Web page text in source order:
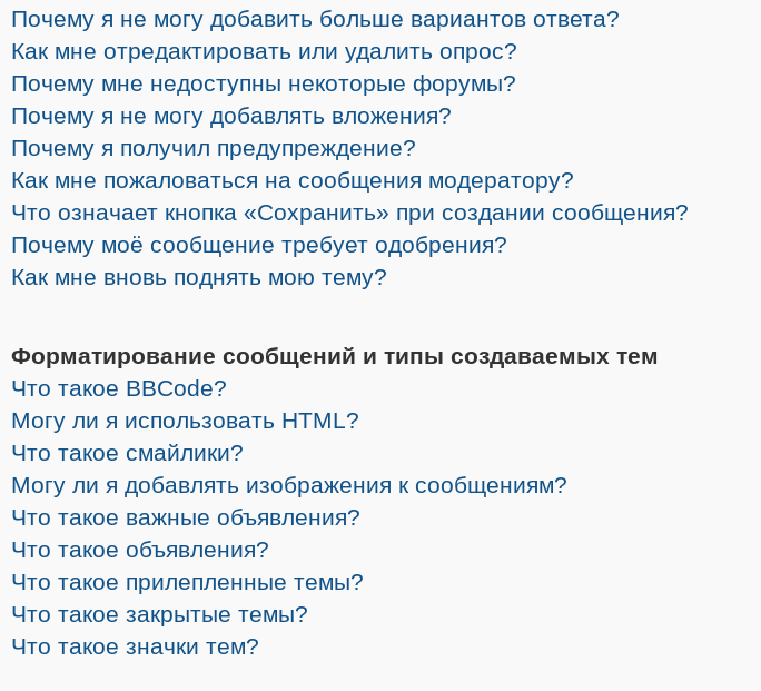
Почему я не могу добавить больше вариантов ответа?
Как мне отредактировать или удалить опрос?
Почему мне недоступны некоторые форумы?
Почему я не могу добавлять вложения?
Почему я получил предупреждение?
Как мне пожаловаться на сообщения модератору?
Что означает кнопка «Сохранить» при создании сообщения?
Почему моё сообщение требует одобрения?
Как мне вновь поднять мою тему?
Форматирование сообщений и типы создаваемых тем
Что такое BBCode?
Могу ли я использовать HTML?
Что такое смайлики?
Могу ли я добавлять изображения к сообщениям?
Что такое важные объявления?
Что такое объявления?
Что такое прилепленные темы?
Что такое закрытые темы?
Что такое значки тем?